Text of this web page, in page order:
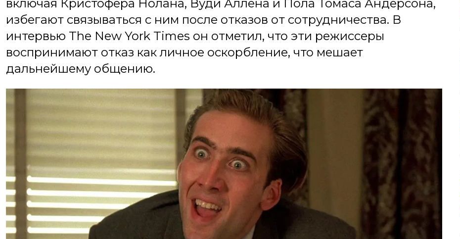
включая Кристофера Нолана, Вуди Аллена и Пола Томаса Андерсона,
избегают связываться с ним после отказов от сотрудничества. В
интервью The New York Times он отметил, что эти режиссеры
воспринимают отказ как личное оскорбление, что мешает
дальнейшему общению.